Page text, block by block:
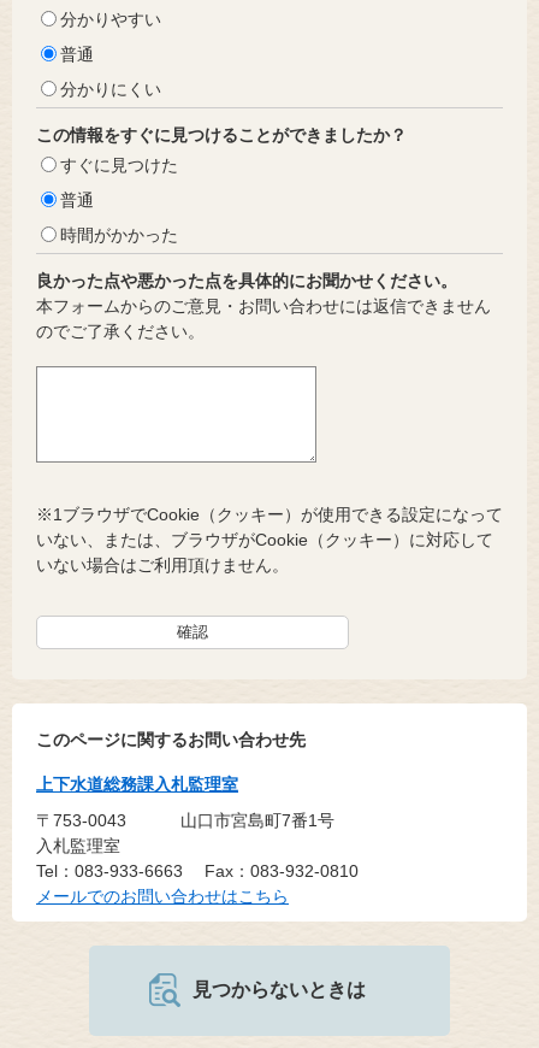
分かりやすい
普通
分かりにくい
この情報をすぐに見つけることができましたか？
すぐに見つけた
普通
時間がかかった
良かった点や悪かった点を具体的にお聞かせください。
本フォームからのご意見・お問い合わせには返信できません
のでご了承ください。
※1ブラウザでCookie（クッキー）が使用できる設定になって
いない、または、ブラウザがCookie（クッキー）に対応して
いない場合はご利用頂けません。
このページに関するお問い合わせ先
上下水道総務課入札監理室
〒753-0043
山口市宮島町7番1号
入札監理室
Tel：083-933-6663
Fax：083-932-0810
メールでのお問い合わせはこちら
見つからないときは